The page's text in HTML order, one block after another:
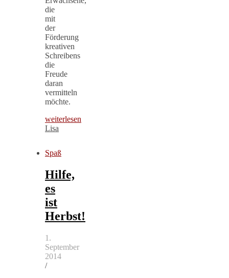
die
mit
der
Förderung
kreativen
Schreibens
die
Freude
daran
vermitteln
möchte.
weiterlesen
Lisa
Spaß
Hilfe,
es
ist
Herbst!
1.
September
2014
/